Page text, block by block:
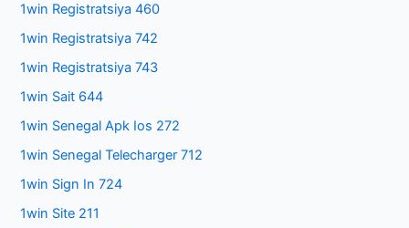
1win Registratsiya 460
1win Registratsiya 742
1win Registratsiya 743
1win Sait 644
1win Senegal Apk Ios 272
1win Senegal Telecharger 712
1win Sign In 724
1win Site 211